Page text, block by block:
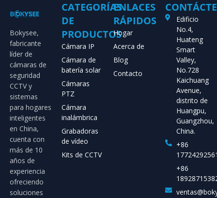
Bokysee,
fabricante
líder de
cámaras de
seguridad
CCTV y
sistemas
para hogares
inteligentes
en China,
cuenta con
más de 10
años de
experiencia
ofreciendo
soluciones
CATEGORÍAS
DE
PRODUCTOS
Cámara IP
Cámara de
batería solar
Cámaras
PTZ
Cámara
inalámbrica
Grabadoras
de vídeo
Kits de CCTV
ENLACES
RÁPIDOS
Hogar
Acerca de
Blog
Contacto
Edificio
No.4,
Huateng
Smart
Valley,
No.728
Kaichuang
Avenue,
distrito de
Huangpu,
Guangzhou,
China.
+86
+86